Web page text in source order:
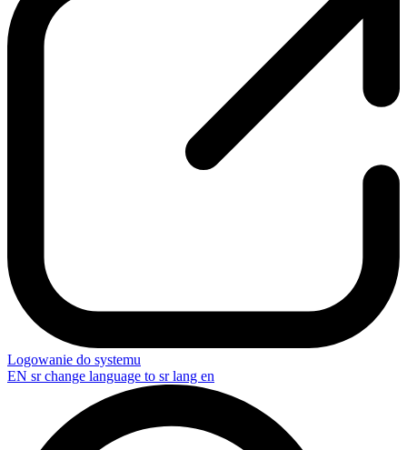
Logowanie do systemu
EN sr change language to sr lang en